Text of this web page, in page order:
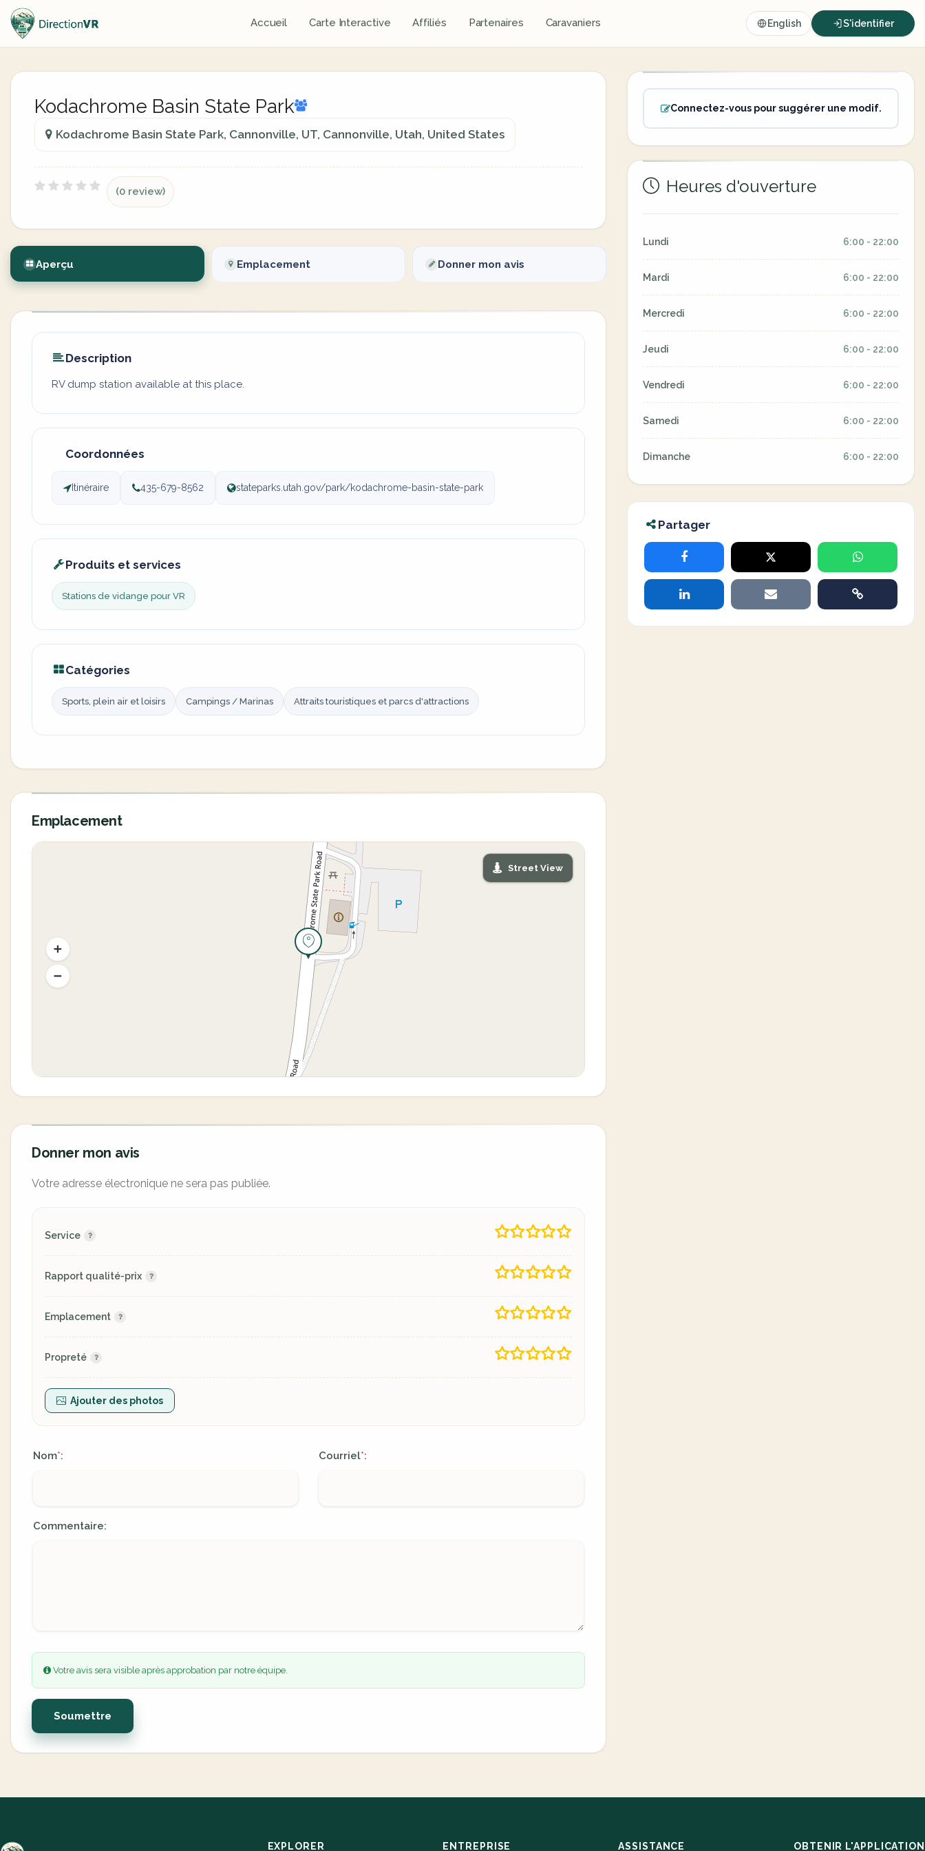
Accueil Carte Interactive Affiliés Partenaires Caravaniers English S'identifier
Kodachrome Basin State Park
Kodachrome Basin State Park, Cannonville, UT, Cannonville, Utah, United States
(0 review)
Aperçu Emplacement Donner mon avis
Description
RV dump station available at this place.
Coordonnées
Itinéraire 435-679-8562 stateparks.utah.gov/park/kodachrome-basin-state-park
Produits et services
Stations de vidange pour VR
Catégories
Sports, plein air et loisirs Campings / Marinas Attraits touristiques et parcs d'attractions
Emplacement
Street View
Donner mon avis
Votre adresse électronique ne sera pas publiée.
Service
Rapport qualité-prix
Emplacement
Propreté
Ajouter des photos
Nom*: Courriel*:
Commentaire:
Votre avis sera visible après approbation par notre équipe.
Soumettre
Connectez-vous pour suggérer une modif.
Heures d'ouverture
Lundi 6:00 - 22:00
Mardi 6:00 - 22:00
Mercredi 6:00 - 22:00
Jeudi 6:00 - 22:00
Vendredi 6:00 - 22:00
Samedi 6:00 - 22:00
Dimanche 6:00 - 22:00
Partager
EXPLORER ENTREPRISE ASSISTANCE OBTENIR L'APPLICATION